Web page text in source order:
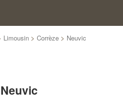
Limousin > Corrèze > Neuvic